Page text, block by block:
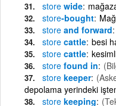
store wide
store-bought
store and forward
store cattle besi
store cattle
store found in
store keeper
depolama yerindeki
store keeping